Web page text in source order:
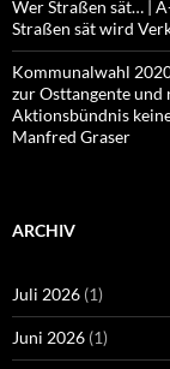
Wer Straßen sät… |
Straßen sät wird
Kommunalwahl
zur Osttangente
Aktionsbündnis
Manfred Graser
ARCHIV
Juli 2026 (1)
Juni 2026 (1)